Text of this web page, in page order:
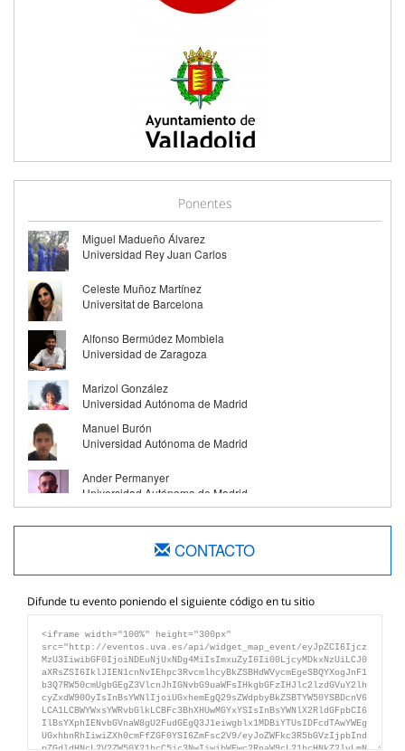
Ponentes
Miguel Madueño Álvarez
Universidad Rey Juan Carlos
Celeste Muñoz Martínez
Universitat de Barcelona
Alfonso Bermúdez Mombiela
Universidad de Zaragoza
Marizol González
Universidad Autónoma de Madrid
Manuel Burón
Universidad Autónoma de Madrid
Ander Permanyer
Universidad Autónoma de Madrid
CONTACTO
Difunde tu evento poniendo el siguiente código en tu sitio